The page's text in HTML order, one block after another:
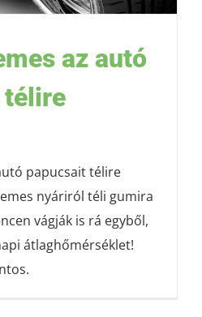
az autó
télire
papucsait télire
nyáriról téli gumira
vágják is rá egyből,
átlaghőmérséklet!